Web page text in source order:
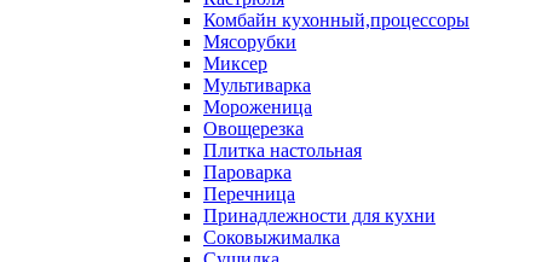
Комбайн кухонный,процессоры
Мясорубки
Миксер
Мультиварка
Мороженица
Овощерезка
Плитка настольная
Пароварка
Перечница
Принадлежности для кухни
Соковыжималка